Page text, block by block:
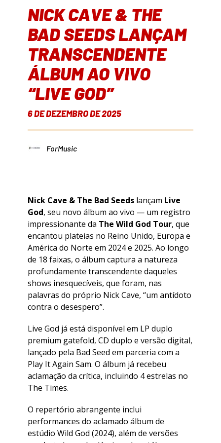
NICK CAVE & THE
BAD SEEDS LANÇAM
TRANSCENDENTE
ÁLBUM AO VIVO
“LIVE GOD”
6 DE DEZEMBRO DE 2025
ForMusic
Nick Cave & The Bad Seeds lançam Live
God, seu novo álbum ao vivo — um registro
impressionante da The Wild God Tour, que
encantou plateias no Reino Unido, Europa e
América do Norte em 2024 e 2025. Ao longo
de 18 faixas, o álbum captura a natureza
profundamente transcendente daqueles
shows inesquecíveis, que foram, nas
palavras do próprio Nick Cave, “um antídoto
contra o desespero”.
Live God já está disponível em LP duplo
premium gatefold, CD duplo e versão digital,
lançado pela Bad Seed em parceria com a
Play It Again Sam. O álbum já recebeu
aclamação da crítica, incluindo 4 estrelas no
The Times.
O repertório abrangente inclui
performances do aclamado álbum de
estúdio Wild God (2024), além de versões